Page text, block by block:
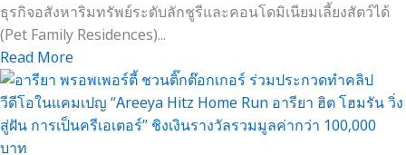
ธุรกิจอสังหาริมทรัพย์ระดับลักชูรีและคอนโดมิเนียมเลี้ยงสัตว์ได้
(Pet Family Residences)...
Read More